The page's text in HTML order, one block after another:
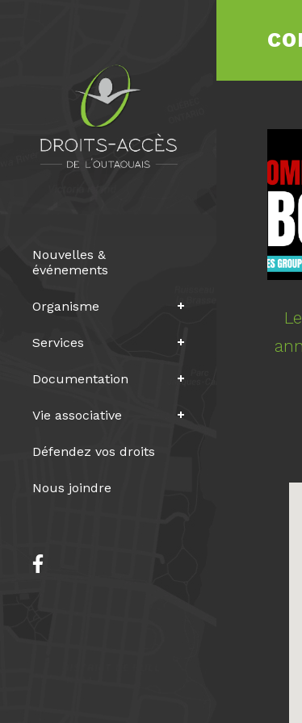
Nouvelles &
événements
Organisme
Services
Documentation
Vie associative
Défendez vos droits
Nous joindre